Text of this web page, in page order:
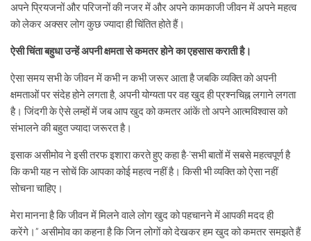
अपने प्रियजनों और परिजनों की नजर में और अपने कामकाजी जीवन में अपने महत्व
को लेकर अक्सर लोग कुछ ज्यादा ही चिंतित होते हैं।
ऐसी चिंता बहुधा उन्हें अपनी क्षमता से कमतर होने का एहसास कराती है।
ऐसा समय सभी के जीवन में कभी न कभी जरूर आता है जबकि व्यक्ति को अपनी
क्षमताओं पर संदेह होने लगता है, अपनी योग्यता पर वह खुद ही प्रश्नचिह्न लगाने लगता
है। जिंदगी के ऐसे लम्हों में जब आप खुद को कमतर आंकें तो अपने आत्मविश्वास को
संभालने की बहुत ज्यादा जरूरत है।
इसाक असीमोव ने इसी तरफ इशारा करते हुए कहा है-‘सभी बातों में सबसे महत्वपूर्ण है
कि कभी यह न सोचें कि आपका कोई महत्व नहीं है। किसी भी व्यक्ति को ऐसा नहीं
सोचना चाहिए।
मेरा मानना है कि जीवन में मिलने वाले लोग खुद को पहचानने में आपकी मदद ही
करेंगे।” असीमोव का कहना है कि जिन लोगों को देखकर हम खुद को कमतर समझते हैं